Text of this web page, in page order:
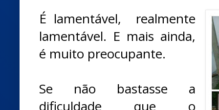
É lamentável, realmente
lamentável. E mais ainda,
é muito preocupante.
Se não bastasse a
dificuldade que o